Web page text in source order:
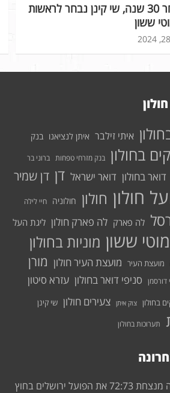
מהפך בחולון: לאחר 30 שנה, שי קינן נבחר לראשות
ששון
איתי זילבר איתן לנציאנו בנק
בחולון בנק מזרחי טפחות ברוני בר
דואר בחולון דואר ישראל דן דן שמיר
חולון חולון חולוניה חיי לילה
לה פארק לה פארק חולון ליגת העל
מוטי ששון מוניות בחולון
מועצת העיר מועצת העיר חולון מורן
דורסמן סניפי דואר בחולון עזרא סיטון
בחולון צוק איתן צעירים חולון שי קינן
תערוכות בחולון
הפועל ירושלים בחוץ